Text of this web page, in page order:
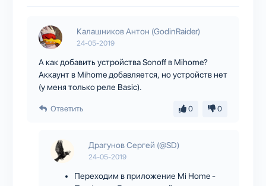
Калашников Антон (GodinRaider)
24-05-2019
А как добавить устройства Sonoff в Mihome?
Аккаунт в Mihome добавляется, но устройств нет
(у меня только реле Basic).
Ответить 0 0
Драгунов Сергей (@SD)
24-05-2019
Переходим в приложение Mi Home -